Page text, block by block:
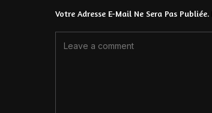
Votre Adresse E-Mail Ne Sera Pas Publiée.